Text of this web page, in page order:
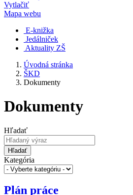
Vytlačiť
Mapa webu
E-knižka
Jedálniček
Aktuality ZŠ
Úvodná stránka
ŠKD
Dokumenty
Dokumenty
Hľadať
Hľadať
Kategória
Plán práce